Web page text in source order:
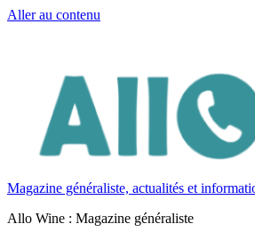
Aller au contenu
Magazine généraliste, actualités et
Allo Wine : Magazine généraliste